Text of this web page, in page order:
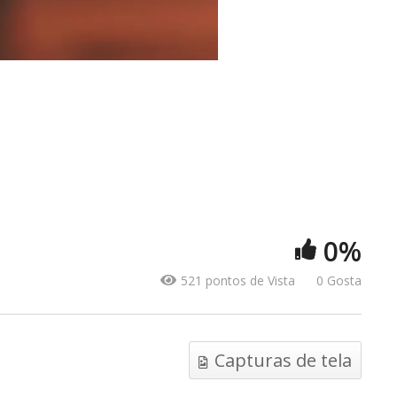
OLHO A’DENTRO 0%
521 pontos de Vista 0 Gosta
Capturas de tela